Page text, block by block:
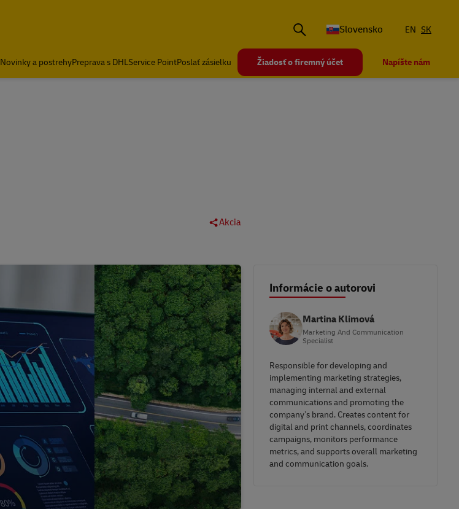
Slovensko
EN SK
Novinky a postrehyPreprava s DHLService PointPoslať zásielku Žiadosť o firemný účet Napíšte nám
Akcia
Informácie o autorovi
Martina Klimová
Marketing And Communication
Specialist
Responsible for developing and
implementing marketing strategies,
managing internal and external
communications and promoting the
company’s brand. Creates content for
digital and print channels, coordinates
campaigns, monitors performance
metrics, and supports overall marketing
and communication goals.